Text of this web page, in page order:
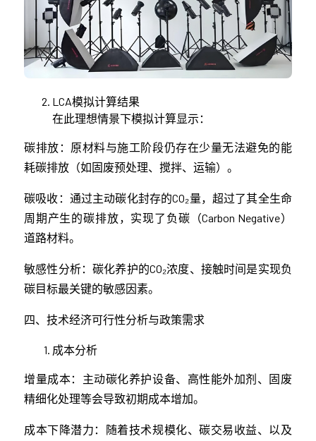
LCA模拟计算结果
在此理想情景下模拟计算显示：
碳排放：原材料与施工阶段仍存在少量无法避免的能
耗碳排放（如固废预处理、搅拌、运输）。
碳吸收：通过主动碳化封存的CO₂量，超过了其全生命
周期产生的碳排放，实现了负碳（Carbon Negative）
道路材料。
敏感性分析：碳化养护的CO₂浓度、接触时间是实现负
碳目标最关键的敏感因素。
四、技术经济可行性分析与政策需求
成本分析
增量成本：主动碳化养护设备、高性能外加剂、固废
精细化处理等会导致初期成本增加。
成本下降潜力：随着技术规模化、碳交易收益、以及